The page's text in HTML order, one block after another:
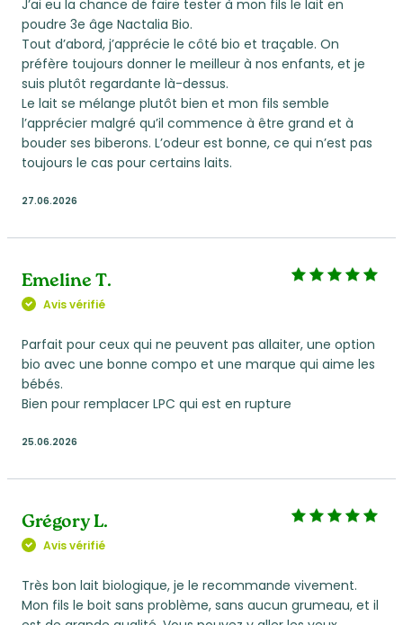
J’ai eu la chance de faire tester à mon fils le lait en
poudre 3e âge Nactalia Bio.
Tout d’abord, j’apprécie le côté bio et traçable. On
préfère toujours donner le meilleur à nos enfants, et je
suis plutôt regardante là-dessus.
Le lait se mélange plutôt bien et mon fils semble
l’apprécier malgré qu’il commence à être grand et à
bouder ses biberons. L’odeur est bonne, ce qui n’est pas
toujours le cas pour certains laits.
27.06.2026
Emeline T.
Avis vérifié
Parfait pour ceux qui ne peuvent pas allaiter, une option
bio avec une bonne compo et une marque qui aime les
bébés.
Bien pour remplacer LPC qui est en rupture
25.06.2026
Grégory L.
Avis vérifié
Très bon lait biologique, je le recommande vivement.
Mon fils le boit sans problème, sans aucun grumeau, et il